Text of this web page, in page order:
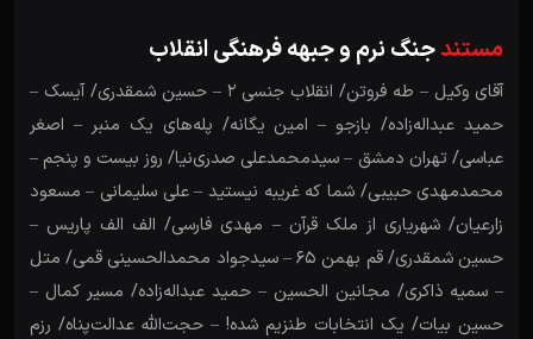
مستندجنگ نرم و جبهه فرهنگی انقلاب
آقای وکیل – طه فروتن/ انقلاب جنسی ۲ – حسین شمقدری/ آیسک –
حمید عبداله‌زاده/ بازجو – امین یگانه/ پله‌های یک منبر – اصغر
عباسی/ تهران دمشق – سیدمحمدعلی صدری‌نیا/ روز بیست و پنجم –
محمدمهدی حبیبی/ شما که غریبه نیستید – علی سلیمانی – مسعود
زارعیان/ شهریاری از ملک قرآن – مهدی فارسی/ الف الف پاریس –
حسین شمقدری/ قم بهمن ۶۵ – سیدجواد محمدالحسینی قمی/ متل
– سمیه ذاکری/ مجانین الحسین – حمید عبداله‌زاده/ مسیر کمال –
حسین بیات/ یک انتخابات طنزیم شده! – حجت‌الله عدالت‌پناه/ رزم